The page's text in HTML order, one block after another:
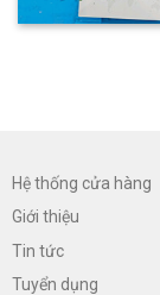
Hệ thống cửa hàng
Giới thiệu
Tin tức
Tuyển dụng